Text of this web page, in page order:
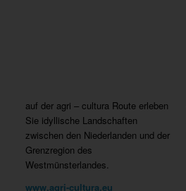
auf der agri – cultura Route erleben
Sie idyllische Landschaften
zwischen den Niederlanden und der
Grenzregion des
Westmünsterlandes.
www.agri-cultura.eu